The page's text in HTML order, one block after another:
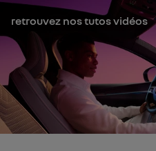
retrouvez nos tutos vidéos